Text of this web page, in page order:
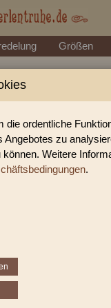
Größen
Glasperlen
Glasperlen
sich in folgender
facettiert transparent
die ordentliche
zu
Weitere
.